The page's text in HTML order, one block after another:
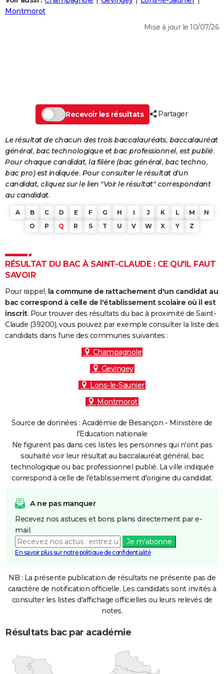
Destinations
City break
Voyage nature
Voyage de noces
Forum
Climat
+
PHOTO
Dictionnaire
PROGRAMME TV
S'inscrire
Se connecter
Lycées
Collèges
Primaires
Universités
Entreprises
Service militaire
Avis de recherche
AVIS DE DÉCÈS
FORUM
Bricolage
Lifestyle
Culture
Sport
Auto
Television
Voyage
Cinema
Montmorot
Mise à jour le 10/07/26
Recevoir les résultats Partager
Le résultat de chacun des trois baccalauréats, baccalauréat
général, bac technologique et bac professionnel, est publié.
Pour chaque candidat, la filière (bac général, bac techno,
bac pro) est indiquée. Pour consulter le résultat d'un
candidat, cliquez sur le lien "Voir le résultat" correspondant
au candidat.
A B C D E F G H I J K L M
N
O
P Q R S T U V W X Y Z
RÉSULTAT DU BAC À SAINT-CLAUDE : CE QU'IL FAUT
SAVOIR
Pour rappel, la commune de rattachement d'un candidat au
bac correspond à celle de l'établissement scolaire où il est
inscrit. Pour trouver des résultats du bac à proximité de Saint-
Claude (39200), vous pouvez par exemple consulter la liste des
candidats dans l'une des communes suivantes :
Champagnole
Gevingey
Lons-le-Saunier
Montmorot
Source de données : Académie de Besançon - Ministère de
l'Education nationale
Ne figurent pas dans ces listes les personnes qui n'ont pas
souhaité voir leur résultat au baccalauréat général, bac
technologique ou bac professionnel publié. La ville indiquée
correspond à celle de l'établissement d'origine du candidat.
A ne pas manquer
Recevez nos astuces et bons plans directement par e-
mail.
Je m'abonne
En savoir plus sur notre politique de confidentialité
NB : La présente publication de résultats ne présente pas de
caractère de notification officielle. Les candidats sont invités à
consulter les listes d'affichage officielles ou leurs relevés de
notes.
Résultats bac par académie